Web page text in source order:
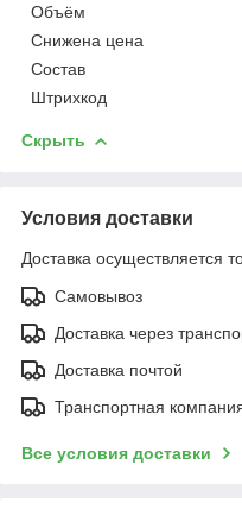
Объём
Снижена цена
Состав
Штрихкод
Скрыть
Условия доставки
Доставка осуществляется
Самовывоз
Доставка через
Доставка почтой
Транспортная
Все условия доставки